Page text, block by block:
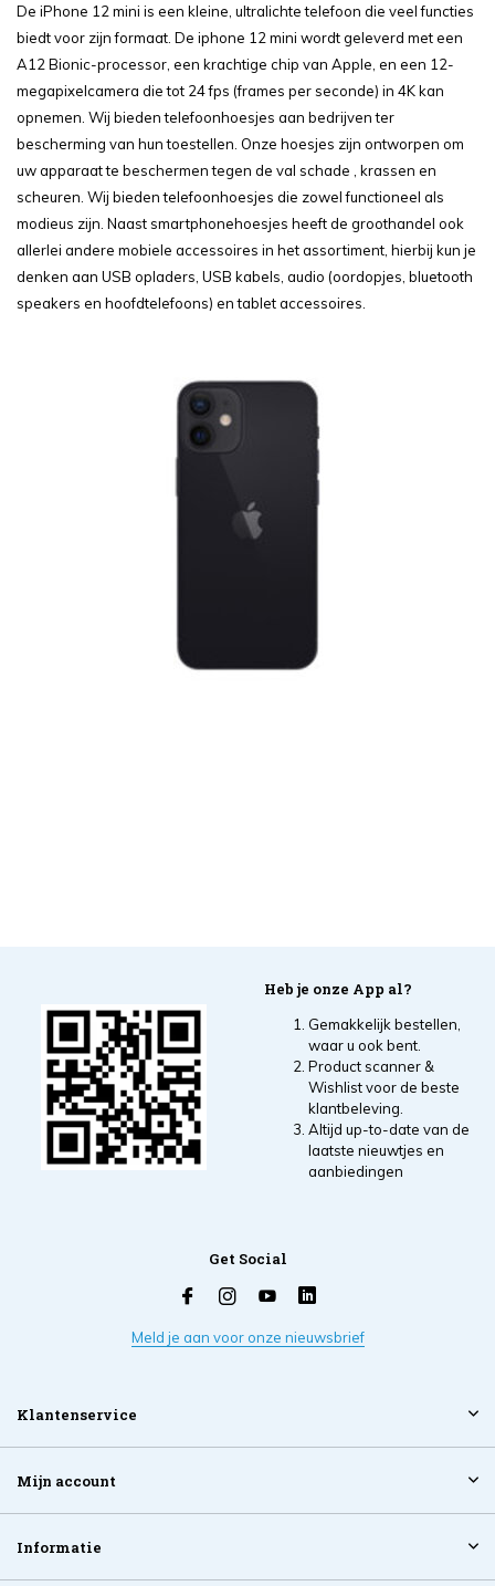
De iPhone 12 mini is een kleine, ultralichte telefoon die veel functies
biedt voor zijn formaat. De iphone 12 mini wordt geleverd met een
A12 Bionic-processor, een krachtige chip van Apple, en een 12-
megapixelcamera die tot 24 fps (frames per seconde) in 4K kan
opnemen. Wij bieden telefoonhoesjes aan bedrijven ter
bescherming van hun toestellen. Onze hoesjes zijn ontworpen om
uw apparaat te beschermen tegen de val schade , krassen en
scheuren. Wij bieden telefoonhoesjes die zowel functioneel als
modieus zijn. Naast smartphonehoesjes heeft de groothandel ook
allerlei andere mobiele accessoires in het assortiment, hierbij kun je
denken aan USB opladers, USB kabels, audio (oordopjes, bluetooth
speakers en hoofdtelefoons) en tablet accessoires.
Heb je onze App al?
Gemakkelijk bestellen,
waar u ook bent.
Product scanner &
Wishlist voor de beste
klantbeleving.
Altijd up-to-date van de
laatste nieuwtjes en
aanbiedingen
Get Social
Meld je aan voor onze nieuwsbrief
Klantenservice
Mijn account
Informatie